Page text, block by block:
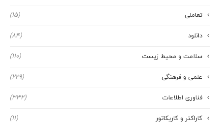
تعاملی (15)
دانلود (84)
سلامت و محیط زیست (110)
علمی و فرهنگی (229)
فناوری اطلاعات (332)
کاراکتر و کاریکاتور (11)